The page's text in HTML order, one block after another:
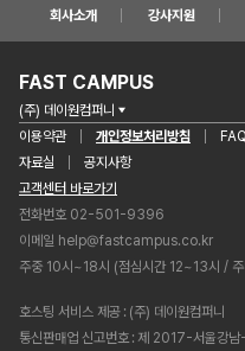
회사소개 강사지원
FAST CAMPUS
(주) 데이원컴퍼니
이용약관
개인정보처리방침 FAQ
자료실
공지사항
고객센터 바로가기
전화번호 02-501-9396
이메일 help@fastcampus.co.kr
주중 10시~18시 (점심시간 12~13시 / 주
호스팅 서비스 제공 (주) 데이원컴퍼니
통신판매업 신고번호 제 2017-서울강